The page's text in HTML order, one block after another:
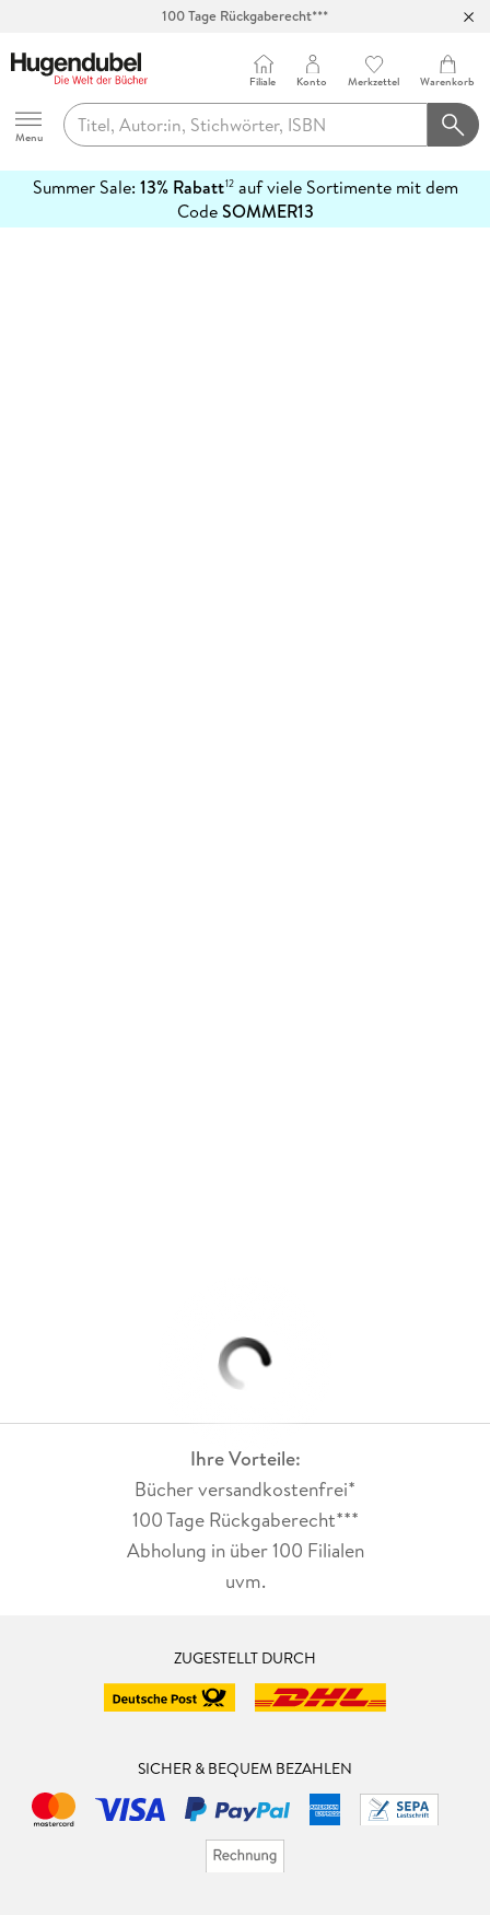
100 Tage Rückgaberecht***
Hugendubel
Menu
Filiale Konto Merkzettel Warenkorb
Summer Sale: 13% Rabatt12auf viele Sortimente mit dem
CodeSOMMER13
erfahren
Ihre Vorteile:
Bücher versandkostenfrei*
100 Tage Rückgaberecht***
Abholung in über 100 Filialen
uvm.
ZUGESTELLT DURCH
SICHER & BEQUEM BEZAHLEN